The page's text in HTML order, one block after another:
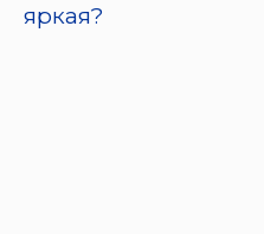
яркая?